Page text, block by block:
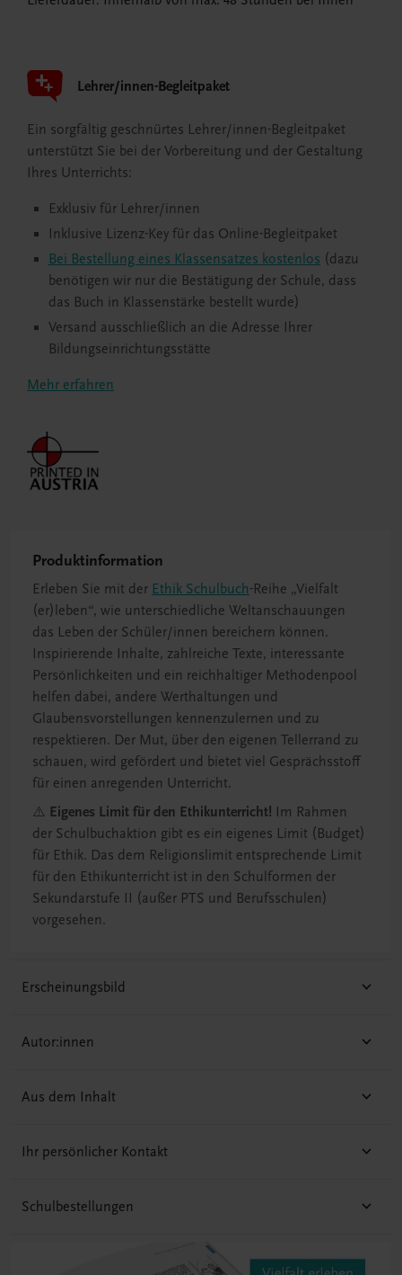
Lehrer/innen-Begleitpaket
Ein sorgfältig geschnürtes Lehrer/innen-Begleitpaket
unterstützt Sie bei der Vorbereitung und der Gestaltung
Ihres Unterrichts:
Exklusiv für Lehrer/innen
Inklusive Lizenz-Key für das Online-Begleitpaket
Bei Bestellung eines Klassensatzes kostenlos (dazu
benötigen wir nur die Bestätigung der Schule, dass
das Buch in Klassenstärke bestellt wurde)
Versand ausschließlich an die Adresse Ihrer
Bildungseinrichtungsstätte
Mehr erfahren
Produktinformation
Erleben Sie mit der Ethik Schulbuch-Reihe „Vielfalt
(er)leben“, wie unterschiedliche Weltanschauungen
das Leben der Schüler/innen bereichern können.
Inspirierende Inhalte, zahlreiche Texte, interessante
Persönlichkeiten und ein reichhaltiger Methodenpool
helfen dabei, andere Werthaltungen und
Glaubensvorstellungen kennenzulernen und zu
respektieren. Der Mut, über den eigenen Tellerrand zu
schauen, wird gefördert und bietet viel Gesprächsstoff
für einen anregenden Unterricht.
⚠️ Eigenes Limit für den Ethikunterricht! Im Rahmen
der Schulbuchaktion gibt es ein eigenes Limit (Budget)
für Ethik. Das dem Religionslimit entsprechende Limit
für den Ethikunterricht ist in den Schulformen der
Sekundarstufe II (außer PTS und Berufsschulen)
vorgesehen.
Erscheinungsbild
Autor:innen
Aus dem Inhalt
Ihr persönlicher Kontakt
Schulbestellungen